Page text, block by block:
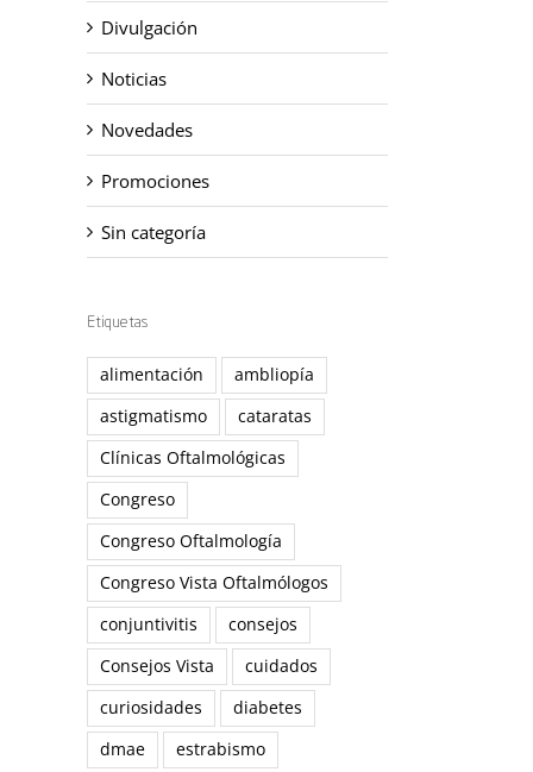
Divulgación
Noticias
Novedades
Promociones
Sin categoría
Etiquetas
alimentación
ambliopía
astigmatismo
cataratas
Clínicas Oftalmológicas
Congreso
Congreso Oftalmología
Congreso Vista Oftalmólogos
conjuntivitis
consejos
Consejos Vista
cuidados
curiosidades
diabetes
dmae
estrabismo